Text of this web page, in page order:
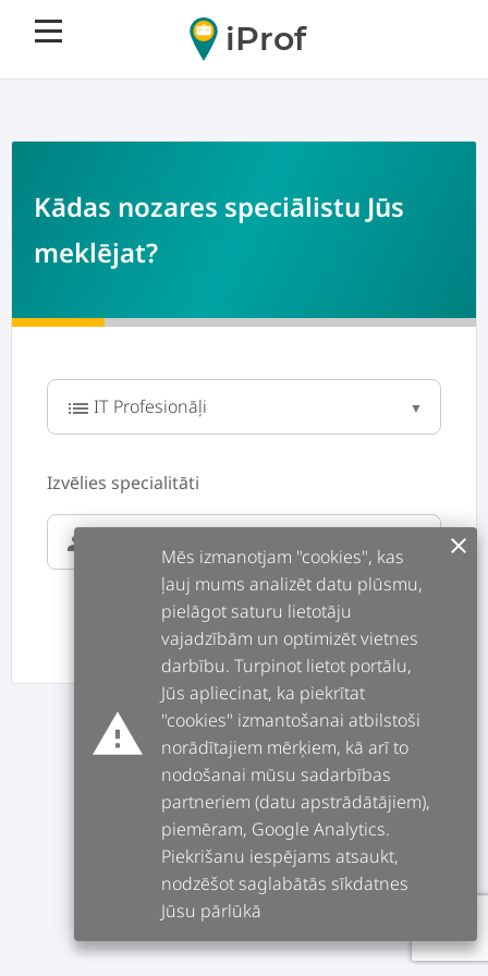
iProf
Kādas nozares speciālistu Jūs
meklējat?
list
Izvēlies specialitāti
supervisor_account
ATPAKAĻ TĀLĀK
warning
Mēs izmanotjam "cookies", kas
ļauj mums analizēt datu plūsmu,
pielāgot saturu lietotāju
vajadzībām un optimizēt vietnes
darbību. Turpinot lietot portālu,
Jūs apliecinat, ka piekrītat
"cookies" izmantošanai atbilstoši
norādītajiem mērķiem, kā arī to
nodošanai mūsu sadarbības
partneriem (datu apstrādātājiem),
piemēram, Google Analytics.
Piekrišanu iespējams atsaukt,
nodzēšot saglabātās sīkdatnes
Jūsu pārlūkā
clear